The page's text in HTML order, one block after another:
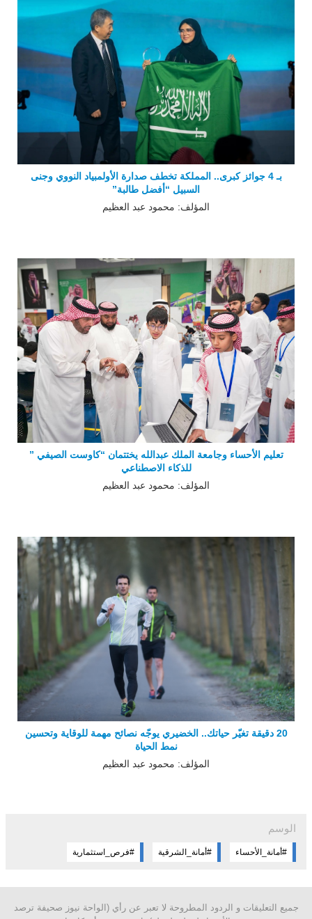
بـ 4 جوائز كبرى.. المملكة تخطف صدارة الأولمبياد النووي وجنى
السبيل “أفضل طالبة”
المؤلف: محمود عبد العظيم
تعليم الأحساء وجامعة الملك عبدالله يختتمان “كاوست الصيفي ”
للذكاء الاصطناعي
المؤلف: محمود عبد العظيم
20 دقيقة تغيّر حياتك.. الخضيري يوجّه نصائح مهمة للوقاية وتحسين
نمط الحياة
المؤلف: محمود عبد العظيم
الوسم
#أمانة_الأحساء #أمانة_الشرقية #فرص_استثمارية
جميع التعليقات و الردود المطروحة لا تعبر عن رأي (الواحة نيوز صحيفة ترصد